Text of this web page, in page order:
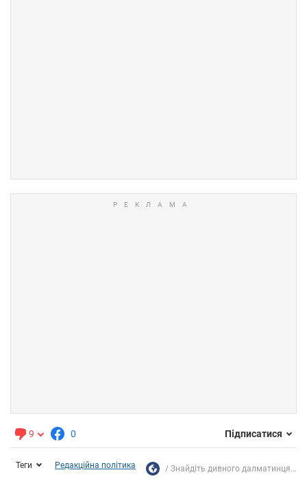
9 0 Підписатися
Теги Редакційна політика Знайдіть дивного далматинця...